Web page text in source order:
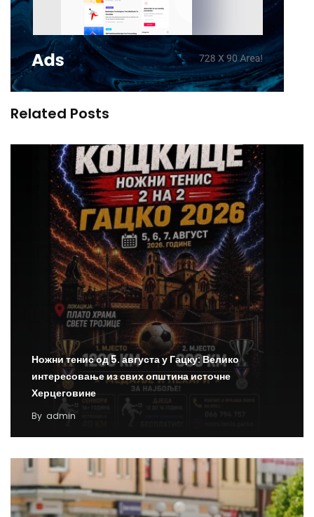
Related Posts
Ножни тенис од 5. августа у Гацку: Велико
интересовање из свих општина источне
Херцеговине
By admin